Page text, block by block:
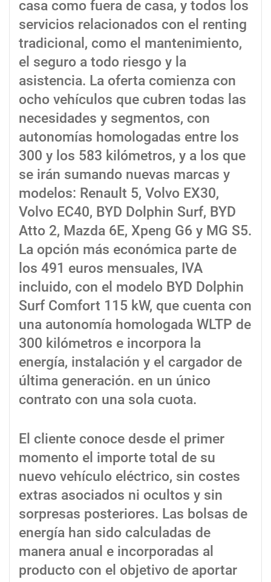
casa como fuera de casa, y todos los
servicios relacionados con el renting
tradicional, como el mantenimiento,
el seguro a todo riesgo y la
asistencia. La oferta comienza con
ocho vehículos que cubren todas las
necesidades y segmentos, con
autonomías homologadas entre los
300 y los 583 kilómetros, y a los que
se irán sumando nuevas marcas y
modelos: Renault 5, Volvo EX30,
Volvo EC40, BYD Dolphin Surf, BYD
Atto 2, Mazda 6E, Xpeng G6 y MG S5.
La opción más económica parte de
los 491 euros mensuales, IVA
incluido, con el modelo BYD Dolphin
Surf Comfort 115 kW, que cuenta con
una autonomía homologada WLTP de
300 kilómetros e incorpora la
energía, instalación y el cargador de
última generación. en un único
contrato con una sola cuota.
El cliente conoce desde el primer
momento el importe total de su
nuevo vehículo eléctrico, sin costes
extras asociados ni ocultos y sin
sorpresas posteriores. Las bolsas de
energía han sido calculadas de
manera anual e incorporadas al
producto con el objetivo de aportar